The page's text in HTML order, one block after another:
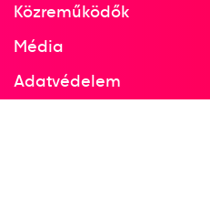
2025
Közreműködők
Média
Adatvédelem